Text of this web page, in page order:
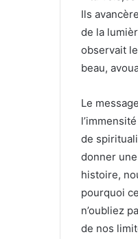
Ils
de la
observait
beau,
Le
de
donner
histoire,
pourquoi
n’oubliez
de nos